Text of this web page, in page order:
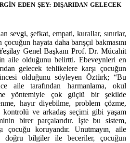
EDEN ŞEY: DIŞARIDAN GELECEK
sevgi, şefkat, empati, kurallar, sınırlar,
hayata daha barışçıl bakmasını
Genel Başkanı Prof. Dr. Mücahit
aile olduğunu belirtti. Ebeveynleri en
gelecek tehlikelere karşı çocuğun
olduğunu söyleyen Öztürk; “Bu
aile tarafından harmanlama, okul
yöntemiyle çok güçlü bir şekilde
hayır diyebilme, problem çözme,
kontrolü ve arkadaş seçimi gibi yaşam
birer parçalarıdır. İşte bu sistem,
çocuğu koruyandır. Unutmayın, aile
doğru bilgiler ile beceriler, çocuğun